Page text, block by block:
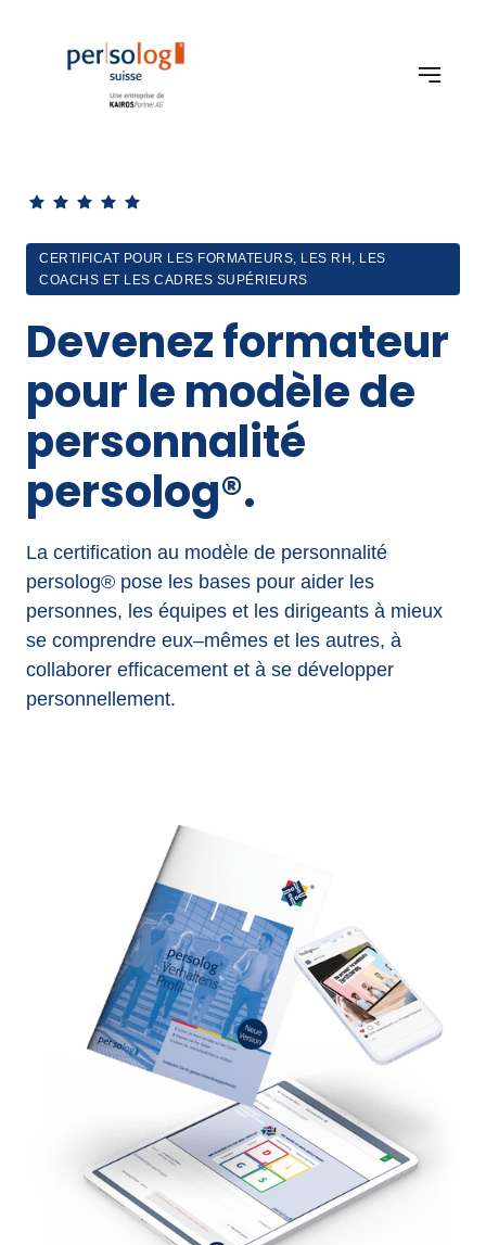
CERTIFICAT POUR LES FORMATEURS, LES RH, LES
COACHS ET LES CADRES SUPÉRIEURS
Devenez formateur
pour le modèle de
personnalité
persolog®.
La certification au modèle de
persolog® pose les bases pour aider
personnes, les équipes et les dirigeants à
se comprendre eux‒mêmes et les autres,
collaborer efficacement et à se
personnellement.